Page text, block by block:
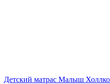
Детский матрас Малыш